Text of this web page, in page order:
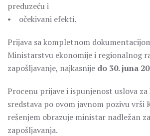
preduzeću i
• očekivani efekti.
Prijava sa kompletnom
Ministarstvu ekonomije i regionalnog
zapošljavanje, najkasnije do 30. juna
Procenu prijave i ispunjenost uslova za
sredstava po ovom javnom pozivu vrši
rešenjem obrazuje ministar nadležan
zapošljavanja.